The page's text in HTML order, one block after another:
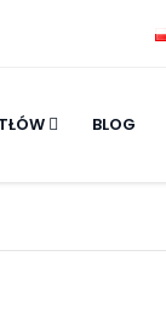
BLOG